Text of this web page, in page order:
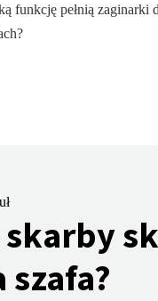
funkcję pełnią zaginarki
szafa?